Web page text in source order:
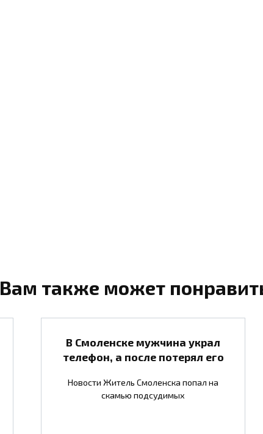
Вам также может
В Смоленске мужчина украл
телефон, а после потерял его
Новости Житель Смоленска попал на
скамью подсудимых